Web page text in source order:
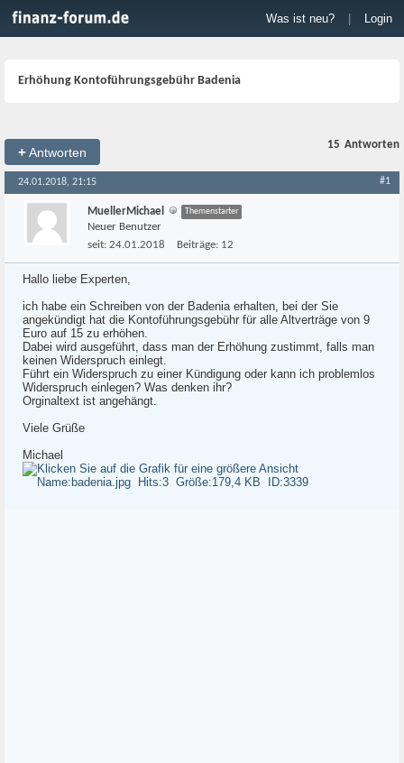
Was ist neu? Login
Erhöhung Kontoführungsgebühr Badenia
+Antworten
15 Antworten
24.01.2018, 21:15 #1
MuellerMichael Themenstarter
Neuer Benutzer
seit: 24.01.2018 Beiträge: 12
Hallo liebe Experten,
ich habe ein Schreiben von der Badenia erhalten, bei der Sie
angekündigt hat die Kontoführungsgebühr für alle Altverträge von 9
Euro auf 15 zu erhöhen.
Dabei wird ausgeführt, dass man der Erhöhung zustimmt, falls man
keinen Widerspruch einlegt.
Führt ein Widerspruch zu einer Kündigung oder kann ich problemlos
Widerspruch einlegen? Was denken ihr?
Orginaltext ist angehängt.
Viele Grüße
Michael